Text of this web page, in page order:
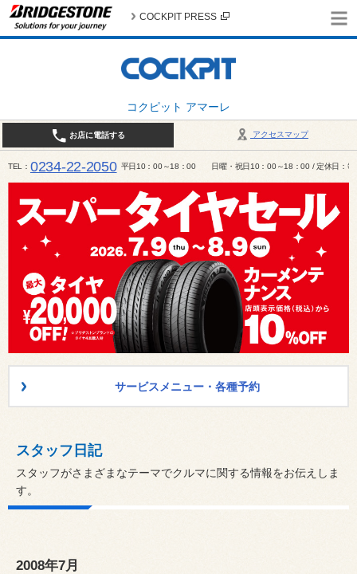
コクピット アマーレ
COCKPIT PRESS
アクセスマップ
お店に電話する
TEL 0234-22-2050 平日10：00～18：00 日曜・祝日10：00～18：00 / 定休日：毎
サービスメニュー・各種予約
スタッフ日記
スタッフがさまざまなテーマでクルマに関する情報をお伝えしま
す。
2008年7月